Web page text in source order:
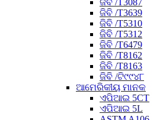
ଜିବି /T3087
ଜିବି /T3639
ଜିବି /T5310
ଜିବି /T5312
ଜିବି /T6479
ଜିବି /T8162
ଜିବି /T8163
ଜିବି /ଟି୯୯୪୮
ଆମେରିକୀୟ ମାନକ
ଏପିଆଇ 5CT
ଏପିଆଇ 5L